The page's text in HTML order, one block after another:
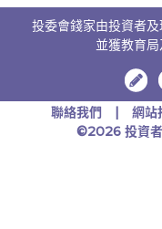
投委會錢家由投資者
並獲教育
聯絡我們 網站
©2026 投資者